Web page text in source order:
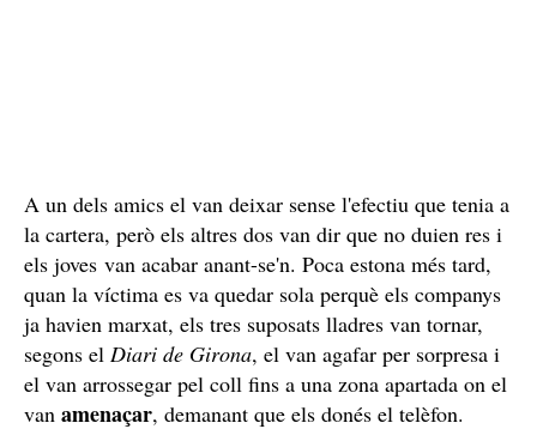
A un dels amics el van deixar sense l'efectiu que tenia a
la cartera, però els altres dos van dir que no duien res i
els joves van acabar anant-se'n. Poca estona més tard,
quan la víctima es va quedar sola perquè els companys
ja havien marxat, els tres suposats lladres van tornar,
segons el Diari de Girona, el van agafar per sorpresa i
el van arrossegar pel coll fins a una zona apartada on el
van amenaçar, demanant que els donés el telèfon.